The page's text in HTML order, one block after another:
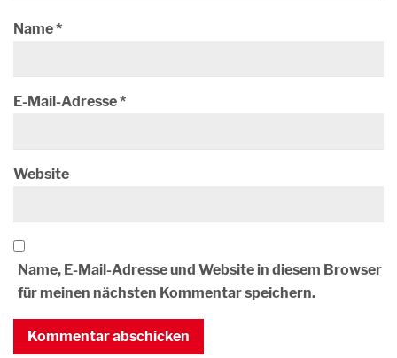
Name*
E-Mail-Adresse*
Website
Name, E-Mail-Adresse und Website in diesem Browser
für meinen nächsten Kommentar speichern.